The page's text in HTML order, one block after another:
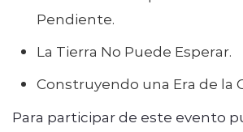
Pendiente.
La Tierra No Puede Esperar.
Construyendo una Era de la
Para participar de este evento